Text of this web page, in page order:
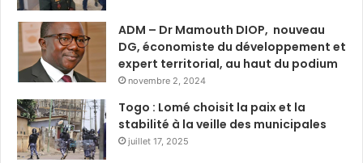
ADM – Dr Mamouth DIOP, nouveau
DG, économiste du développement et
expert territorial, au haut du podium
novembre 2, 2024
Togo : Lomé choisit la paix et la
stabilité à la veille des municipales
juillet 17, 2025